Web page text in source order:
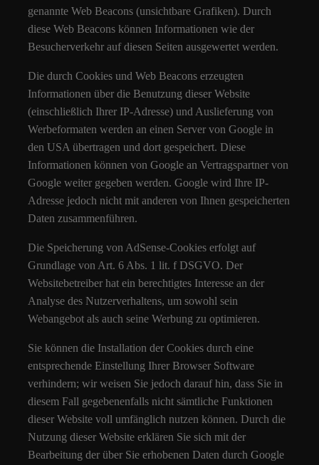
genannte Web Beacons (unsichtbare Grafiken). Durch
diese Web Beacons können Informationen wie der
Besucherverkehr auf diesen Seiten ausgewertet werden.
Die durch Cookies und Web Beacons erzeugten
Informationen über die Benutzung dieser Website
(einschließlich Ihrer IP-Adresse) und Auslieferung von
Werbeformaten werden an einen Server von Google in
den USA übertragen und dort gespeichert. Diese
Informationen können von Google an Vertragspartner von
Google weiter gegeben werden. Google wird Ihre IP-
Adresse jedoch nicht mit anderen von Ihnen gespeicherten
Daten zusammenführen.
Die Speicherung von AdSense-Cookies erfolgt auf
Grundlage von Art. 6 Abs. 1 lit. f DSGVO. Der
Websitebetreiber hat ein berechtigtes Interesse an der
Analyse des Nutzerverhaltens, um sowohl sein
Webangebot als auch seine Werbung zu optimieren.
Sie können die Installation der Cookies durch eine
entsprechende Einstellung Ihrer Browser Software
verhindern; wir weisen Sie jedoch darauf hin, dass Sie in
diesem Fall gegebenenfalls nicht sämtliche Funktionen
dieser Website voll umfänglich nutzen können. Durch die
Nutzung dieser Website erklären Sie sich mit der
Bearbeitung der über Sie erhobenen Daten durch Google